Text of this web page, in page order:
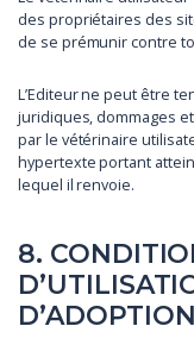
des propriétaires des
de se prémunir contre
L’Editeur ne peut être
juridiques, dommages
par le vétérinaire
hypertexte portant
lequel il renvoie.
8.